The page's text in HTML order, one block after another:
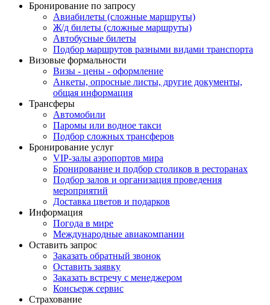
Бронирование по запросу
Авиабилеты (сложные маршруты)
Ж/д билеты (сложные маршруты)
Автобусные билеты
Подбор маршрутов разными видами транспорта
Визовые формальности
Визы - цены - оформление
Анкеты, опросные листы, другие документы,
общая информация
Трансферы
Автомобили
Паромы или водное такси
Подбор сложных трансферов
Бронирование услуг
VIP-залы аэропортов мира
Бронирование и подбор столиков в ресторанах
Подбор залов и организация проведения
мероприятий
Доставка цветов и подарков
Информация
Погода в мире
Международные авиакомпании
Оставить запрос
Заказать обратный звонок
Оставить заявку
Заказать встречу с менеджером
Консьерж сервис
Страхование